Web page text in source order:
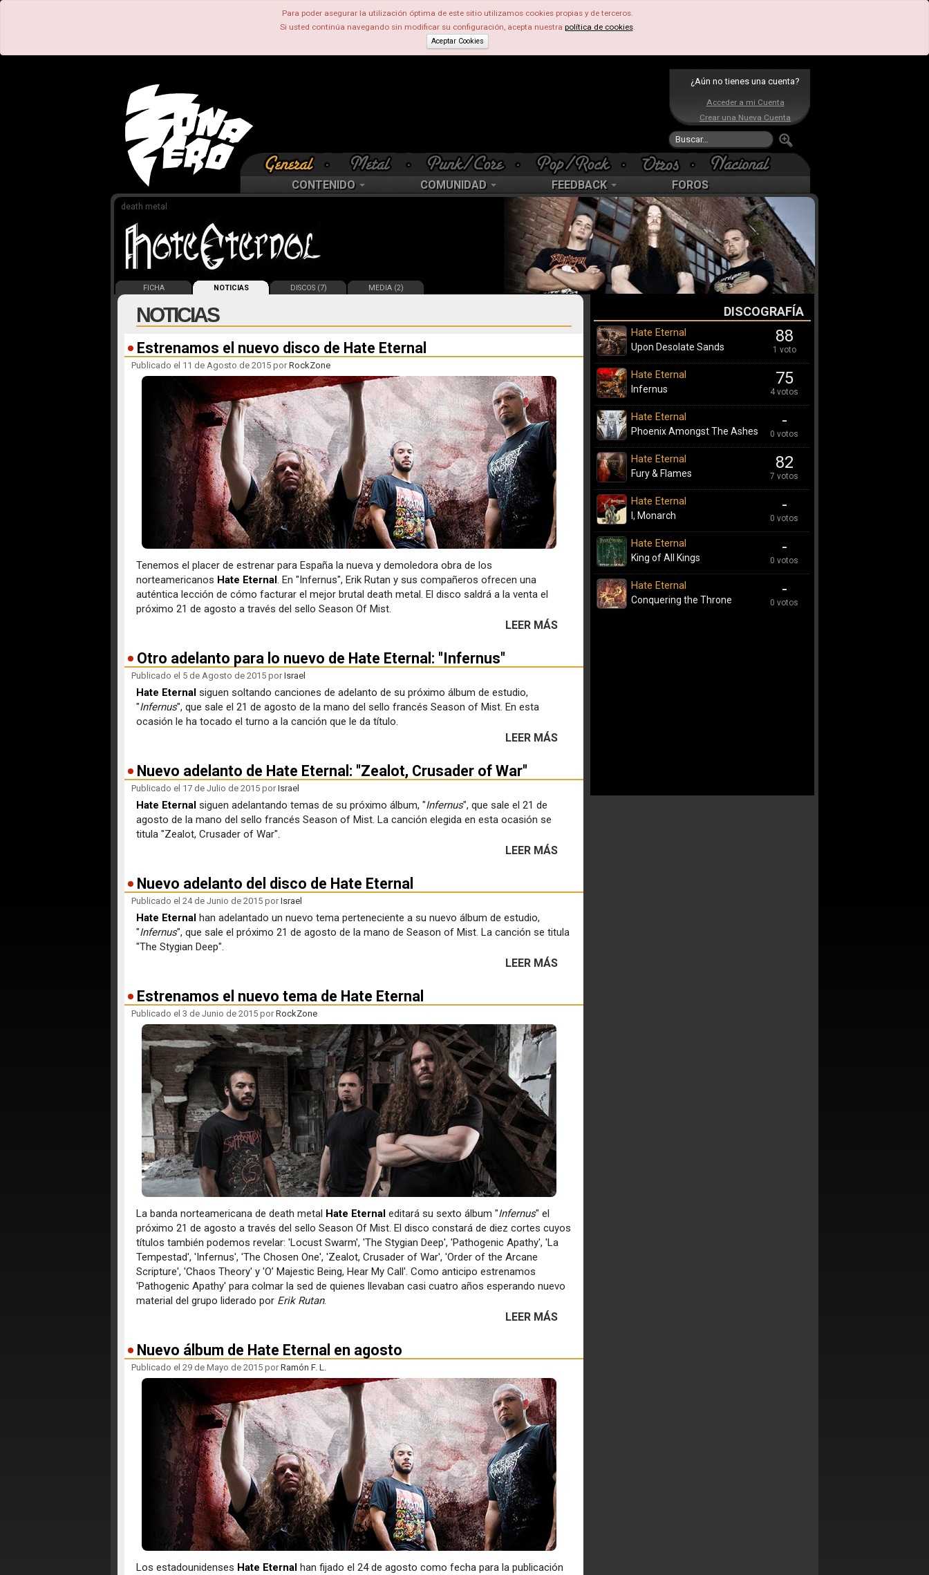
Para poder asegurar la utilización óptima de este sitio utilizamos cookies propias y de terceros.
Si usted continúa navegando sin modificar su configuración, acepta nuestra política de cookies.
Aceptar Cookies
¿Aún no tienes una cuenta?
Acceder a mi Cuenta
Crear una Nueva Cuenta
CONTENIDO COMUNIDAD FEEDBACK FOROS
death metal
FICHA NOTICIAS DISCOS (7) MEDIA (2)
NOTICIAS
Estrenamos el nuevo disco de Hate Eternal
Publicado el 11 de Agosto de 2015 porRockZone
Tenemos el placer de estrenar para España la nueva y demoledora obra de los
norteamericanos Hate Eternal. En "Infernus", Erik Rutan y sus compañeros ofrecen una
auténtica lección de cómo facturar el mejor brutal death metal. El disco saldrá a la venta el
próximo 21 de agosto a través del sello Season Of Mist.
LEER MÁS
Otro adelanto para lo nuevo de Hate Eternal: "Infernus"
Publicado el 5 de Agosto de 2015 porIsrael
Hate Eternalsiguen soltando canciones de adelanto de su próximo álbum de estudio,
"Infernus", que sale el 21 de agosto de la mano del sello francés Season of Mist. En esta
ocasión le ha tocado el turno a la canción que le da título.
LEER MÁS
Nuevo adelanto de Hate Eternal: "Zealot, Crusader of War"
Publicado el 17 de Julio de 2015 porIsrael
Hate Eternalsiguen adelantando temas de su próximo álbum, "Infernus", que sale el 21 de
agosto de la mano del sello francés Season of Mist. La canción elegida en esta ocasión se
titula "Zealot, Crusader of War".
LEER MÁS
Nuevo adelanto del disco de Hate Eternal
Publicado el 24 de Junio de 2015 porIsrael
Hate Eternalhan adelantado un nuevo tema perteneciente a su nuevo álbum de estudio,
"Infernus", que sale el próximo 21 de agosto de la mano de Season of Mist. La canción se titula
"The Stygian Deep".
LEER MÁS
Estrenamos el nuevo tema de Hate Eternal
Publicado el 3 de Junio de 2015 porRockZone
La banda norteamericana de death metal Hate Eternaleditará su sexto álbum "Infernus" el
próximo 21 de agosto a través del sello Season Of Mist. El disco constará de diez cortes cuyos
títulos también podemos revelar: 'Locust Swarm', 'The Stygian Deep', 'Pathogenic Apathy', 'La
Tempestad', 'Infernus', 'The Chosen One', 'Zealot, Crusader of War', 'Order of the Arcane
Scripture', 'Chaos Theory' y 'O’ Majestic Being, Hear My Call'. Como anticipo estrenamos
'Pathogenic Apathy' para colmar la sed de quienes llevaban casi cuatro años esperando nuevo
material del grupo liderado por Erik Rutan.
LEER MÁS
Nuevo álbum de Hate Eternal en agosto
Publicado el 29 de Mayo de 2015 porRamón F. L.
Los estadounidenses Hate Eternalhan fijado el 24 de agosto como fecha para la publicación
DISCOGRAFÍA
88
1 voto
Hate Eternal
Upon Desolate Sands
75
4 votos
Hate Eternal
Infernus
-
0 votos
Hate Eternal
Phoenix Amongst The Ashes
82
7 votos
Hate Eternal
Fury & Flames
-
0 votos
Hate Eternal
I, Monarch
-
0 votos
Hate Eternal
King of All Kings
-
0 votos
Hate Eternal
Conquering the Throne